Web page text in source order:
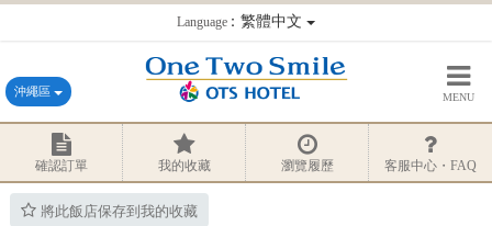
Language：繁體中文
沖繩區 MENU
確認訂單 我的收藏 瀏覽履歷 客服中心・FAQ
將此飯店保存到我的收藏